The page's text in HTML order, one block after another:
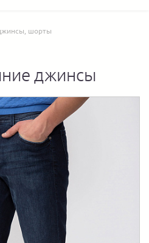
шорты
джинсы